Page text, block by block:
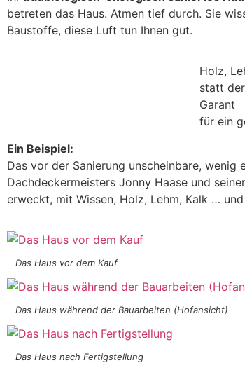
betreten das Haus. Atmen tief durch. Sie
Baustoffe, diese Luft tun Ihnen gut.
Holz,
statt
Garant
für ein
Ein Beispiel:
Das vor der Sanierung unscheinbare, wenig
Dachdeckermeisters Jonny Haase und
erweckt, mit Wissen, Holz, Lehm, Kalk …
Das Haus vor dem Kauf
Das Haus während der Bauarbeiten (Hofansicht)
Das Haus nach Fertigstellung